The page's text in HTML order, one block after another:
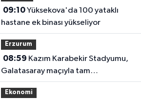
09:10Yüksekova'da 100 yataklı
hastane ek binası yükseliyor
Erzurum
08:59
Galatasaray maçıyla tam
kapasiteyle kapılarını açacak
Ekonomi